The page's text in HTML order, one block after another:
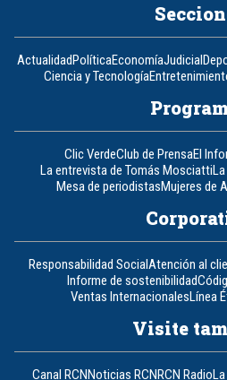
ActualidadPolíticaEconomíaJudicial
Ciencia y Tecnología
Clic VerdeClub de PrensaEl
La entrevista de Tomás Mosciatti
Mesa de periodistasMujeres de
Responsabilidad SocialAtención al
Informe de sostenibilidad
Ventas InternacionalesLínea
Visite
Canal RCNNoticias RCNRCN Radio